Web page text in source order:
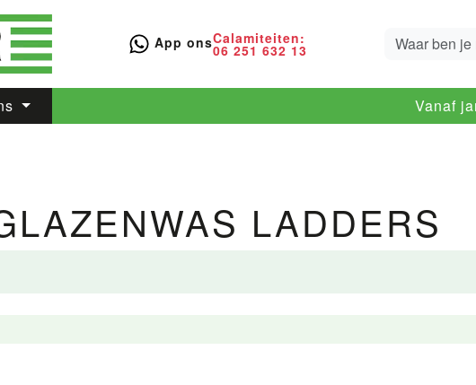
App onsCalamiteiten:
06 251 632 13
Vanaf
LADDERS